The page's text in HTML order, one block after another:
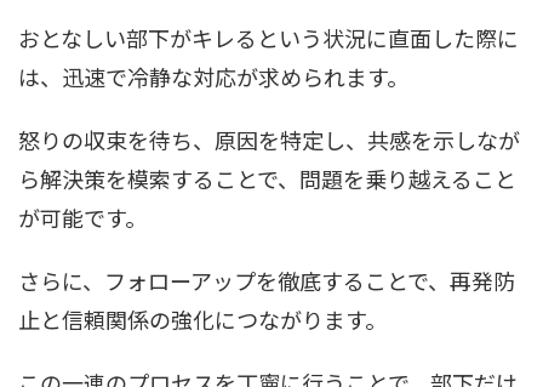
おとなしい部下がキレるという状況に直面した際に
は、迅速で冷静な対応が求められます。
怒りの収束を待ち、原因を特定し、共感を示しなが
ら解決策を模索することで、問題を乗り越えること
が可能です。
さらに、フォローアップを徹底することで、再発防
止と信頼関係の強化につながります。